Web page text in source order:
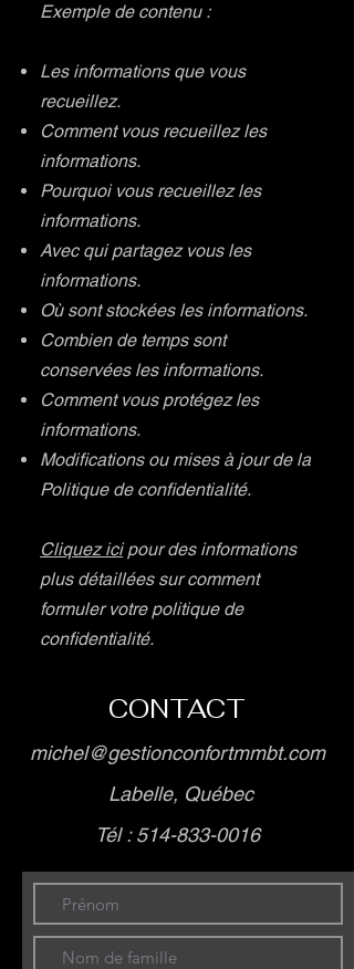
Exemple de contenu :
Les informations que vous
recueillez.
Comment vous recueillez les
informations.
Pourquoi vous recueillez les
informations.
Avec qui partagez vous les
informations.
Où sont stockées les informations.
Combien de temps sont
conservées les informations.
Comment vous protégez les
informations.
Modifications ou mises à jour de la
Politique de confidentialité.
Cliquez icipour des informations
plus détaillées sur comment
formuler votre politique de
confidentialité.
CONTACT
michel@gestionconfortmmbt.com
Labelle, Québec
Tél :514-833-0016